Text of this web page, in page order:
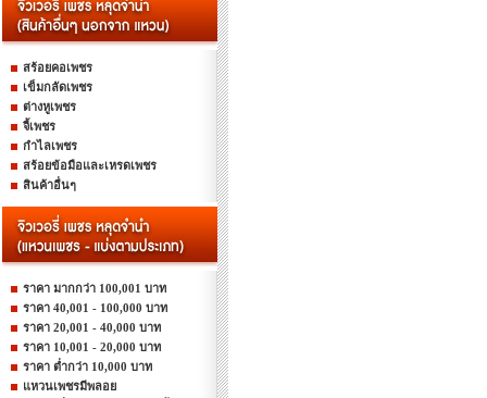
สร้อยคอเพชร
เข็มกลัดเพชร
ต่างหูเพชร
จี้เพชร
กำไลเพชร
สร้อยข้อมือและเหรดเพชร
สินค้าอื่นๆ
ราคา มากกว่า 100,001 บาท
ราคา 40,001 - 100,000 บาท
ราคา 20,001 - 40,000 บาท
ราคา 10,001 - 20,000 บาท
ราคา ต่ำกว่า 10,000 บาท
แหวนเพชรมีพลอย